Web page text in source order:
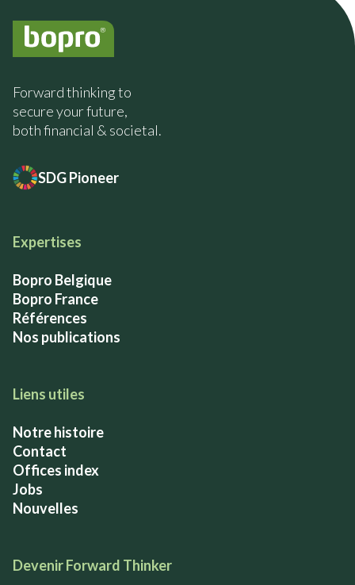
Forward thinking to
secure your future,
both financial & societal.
SDG Pioneer
Expertises
Bopro Belgique
Bopro France
Références
Nos publications
Liens utiles
Notre histoire
Contact
Offices index
Jobs
Nouvelles
Devenir Forward Thinker